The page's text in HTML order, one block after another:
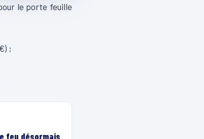
le porte feuille
;
feu désormais